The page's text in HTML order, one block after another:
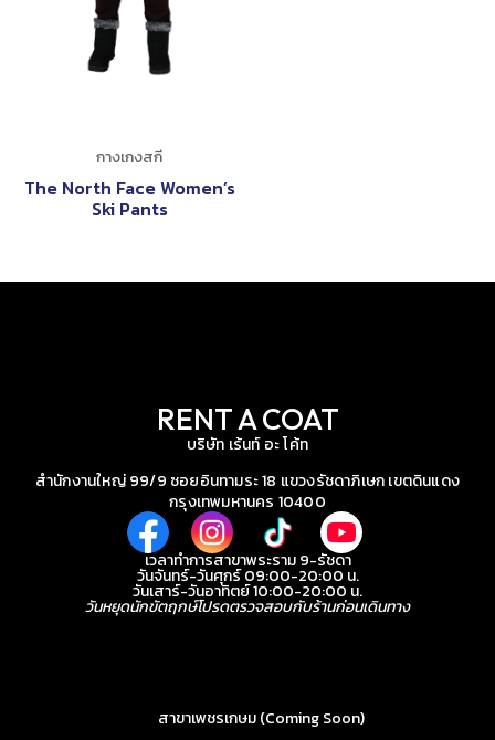
กางเกงสกี
The North Face Women’s
Ski Pants
RENT A COAT
บริษัท เร้นท์ อะ โค้ท
เวลาทำการสาขาพระราม 9-รัชดา
วันจันทร์-วันศุกร์ 09:00-20:00 น.